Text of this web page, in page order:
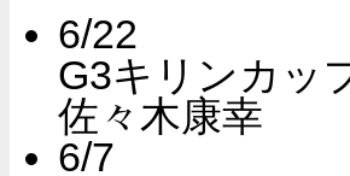
6/22
G3キリンカッ
佐々木康幸
6/7